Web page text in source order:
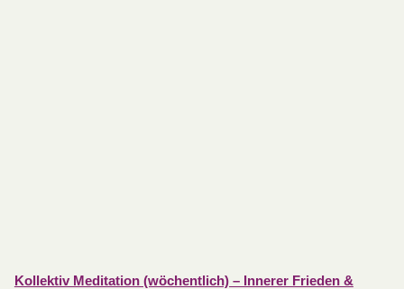
Kollektiv Meditation (wöchentlich) – Innerer Frieden &